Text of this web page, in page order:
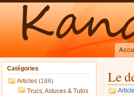
Catégories
Articles (188)
Trucs, Astuces & Tutos
Le